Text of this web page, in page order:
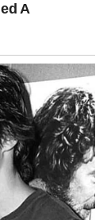
je ono što vam
priliv,
vam vraća
rezultate.
da niste